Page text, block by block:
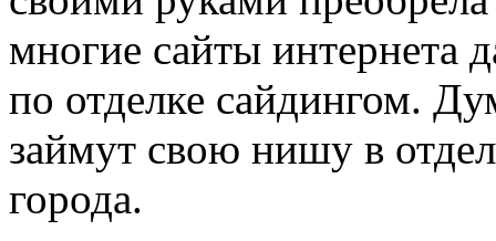
многие сайты интернета
по отделке сайдингом.
займут свою нишу в
города.